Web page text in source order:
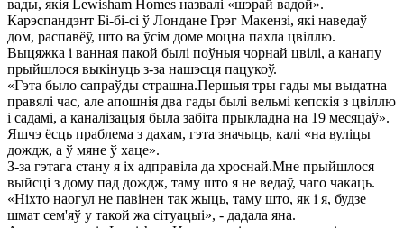
вады, якія Lewisham Homes назвалі «шэрай вадой».
Карэспандэнт Бі-бі-сі ў Лондане Грэг Макензі, які наведаў
дом, распавёў, што ва ўсім доме моцна пахла цвіллю.
Выцяжка і ванная пакой былі поўныя чорнай цвілі, а канапу
прыйшлося выкінуць з-за нашэсця пацукоў.
«Гэта было сапраўды страшна.Першыя тры гады мы выдатна
правялі час, але апошнія два гады былі вельмі кепскія з цвіллю
і садамі, а каналізацыя была забіта прыкладна на 19 месяцаў».
Яшчэ ёсць праблема з дахам, гэта значыць, калі «на вуліцы
дождж, а ў мяне ў хаце».
З-за гэтага стану я іх адправіла да хроснай.Мне прыйшлося
выйсці з дому пад дождж, таму што я не ведаў, чаго чакаць.
«Ніхто наогул не павінен так жыць, таму што, як і я, будзе
шмат сем'яў у такой жа сітуацыі», - дадала яна.